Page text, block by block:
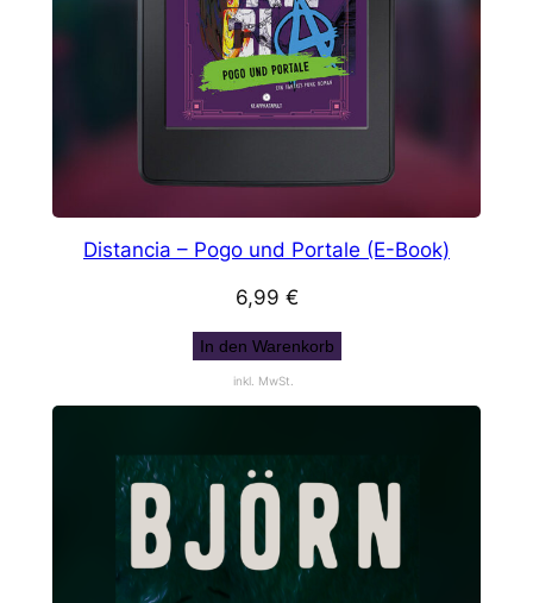
Distancia – Pogo und Portale (E-Book)
6,99 €
In den Warenkorb
inkl. MwSt.